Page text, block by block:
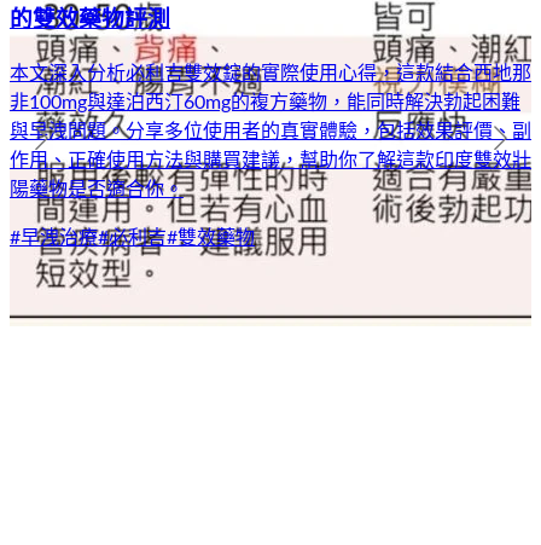
的雙效藥物評測
本文深入分析必利吉雙效錠的實際使用心得，這款結合西地那
非100mg與達泊西汀60mg的複方藥物，能同時解決勃起困難
與早洩問題。分享多位使用者的真實體驗，包括效果評價、副
作用、正確使用方法與購買建議，幫助你了解這款印度雙效壯
陽藥物是否適合你。
#早洩治療#必利吉#雙效藥物